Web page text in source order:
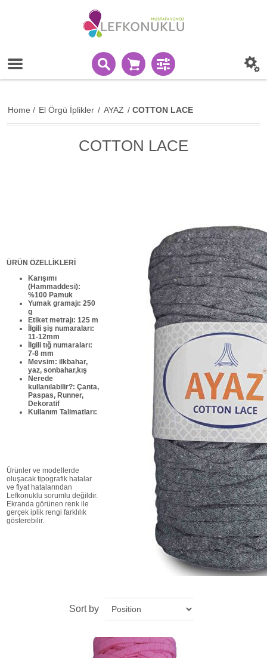
Home / El Örgü İplikler / AYAZ / COTTON LACE
COTTON LACE
ÜRÜN ÖZELLİKLERİ
Karışımı
(Hammaddesi):
%100 Pamuk
Yumak gramajı: 250
g
Etiket metrajı: 125 m
İlgili şiş numaraları:
11-12mm
İlgili tığ numaraları:
7-8 mm
Mevsim: ilkbahar,
yaz, sonbahar,kış
Nerede
kullanılabilir?: Çanta,
Paspas, Runner,
Dekoratif
Kullanım Talimatları:
Ürünler ve modellerde
oluşacak tipografik hatalar
ve fiyat hatalarından
Lefkonuklu sorumlu değildir.
Ekranda görünen renk ile
gerçek iplik rengi farklılık
gösterebilir.
Sort by